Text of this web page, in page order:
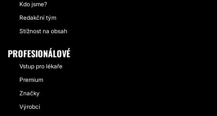
Kdo jsme?
Redakční tým
Stížnost na obsah
PROFESIONÁLOVÉ
Vstup pro lékaře
Premium
Značky
Výrobci